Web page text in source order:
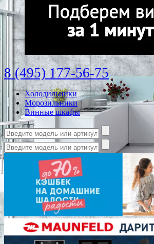
8 (495) 177-56-75
Холодильники
Морозильники
Винные шкафы